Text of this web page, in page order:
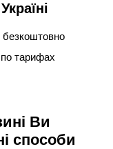
безкоштовно
тарифах
Ви
способи